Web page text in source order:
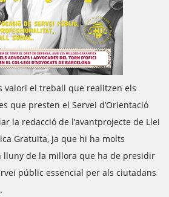
valori el treball que realitzen els
que presten el Servei d’Orientació
la redacció de l’avantprojecte de Llei
Gratuïta, ja que hi ha molts
lluny de la millora que ha de presidir
públic essencial per als ciutadans